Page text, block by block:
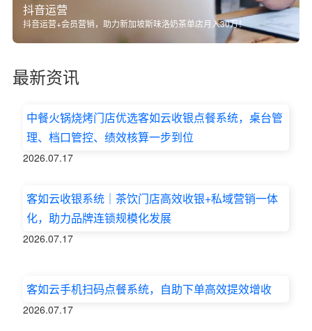
抖音运营
抖音运营+会员营销，助力新加坡斯味洛奶茶单店月入30万！
最新资讯
中餐火锅烧烤门店优选客如云收银点餐系统，桌台管
理、档口管控、绩效核算一步到位
2026.07.17
客如云收银系统｜茶饮门店高效收银+私域营销一体
化，助力品牌连锁规模化发展
2026.07.17
客如云手机扫码点餐系统，自助下单高效提效增收
2026.07.17